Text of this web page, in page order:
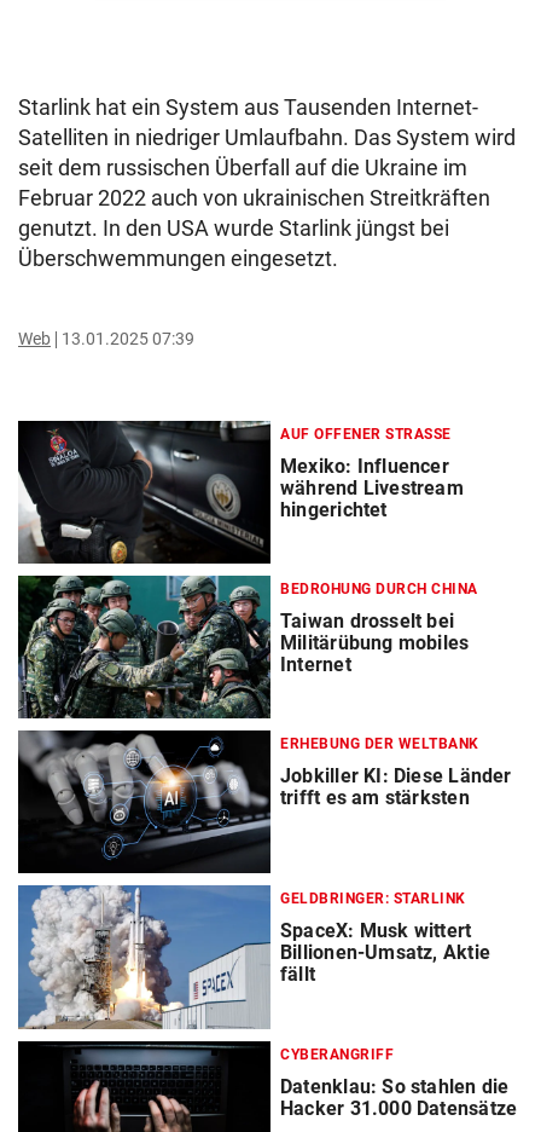
Starlink hat ein System aus Tausenden Internet-
Satelliten in niedriger Umlaufbahn. Das System wird
seit dem russischen Überfall auf die Ukraine im
Februar 2022 auch von ukrainischen Streitkräften
genutzt. In den USA wurde Starlink jüngst bei
Überschwemmungen eingesetzt.
Web 13.01.2025 07:39
AUF OFFENER STRASSE
Mexiko: Influencer
während Livestream
hingerichtet
BEDROHUNG DURCH CHINA
Taiwan drosselt bei
Militärübung mobiles
Internet
ERHEBUNG DER WELTBANK
Jobkiller KI: Diese Länder
trifft es am stärksten
GELDBRINGER: STARLINK
SpaceX: Musk wittert
Billionen-Umsatz, Aktie
fällt
CYBERANGRIFF
Datenklau: So stahlen die
Hacker 31.000 Datensätze